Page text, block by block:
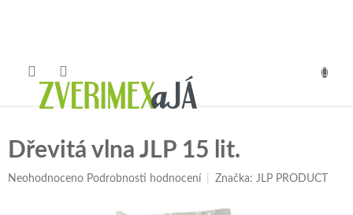
Dřevitá vlna JLP 15 lit.
Průměrné
Neohodnoceno Podrobnosti hodnocení Značka:JLP PRODUCT